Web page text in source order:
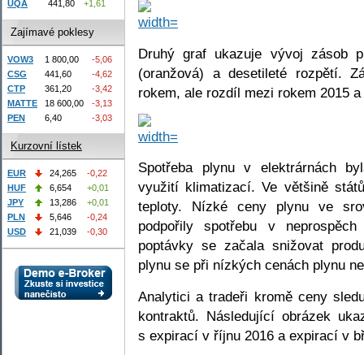
Druhý graf ukazuje vývoj zásob
(oranžová) a desetileté rozpětí.
rokem, ale rozdíl mezi rokem 2015
Spotřeba plynu v elektrárnách
využití klimatizací. Ve většině
teploty. Nízké ceny plynu ve
podpořily spotřebu v
poptávky se začala snižovat
plynu se při nízkých cenách plynu
Analytici a tradeři kromě ceny
kontraktů. Následující obrázek
s expirací v říjnu 2016 a expirací v
UQA
441,80 +1,61
Zajímavé poklesy
VOW3 1 800,00
-5,06
CSG
441,60
-4,62
CTP
361,20
-3,42
MATTE
18 600,00
-3,13
PEN
6,40 -3,03
Kurzovní lístek
EUR 24,265
-0,22
HUF
6,654
+0,01
JPY
13,286
+0,01
PLN
5,646
-0,24
USD
21,039 -0,30